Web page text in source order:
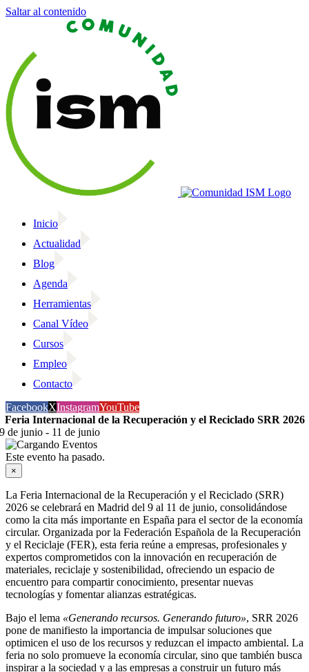
Saltar al contenido
Inicio
Actualidad
Blog
Agenda
Herramientas
Canal Vídeo
Cursos
Empleo
Contacto
FacebookXInstagramYouTube
Feria Internacional de la Recuperación y el Reciclado SRR 2026
9 de junio - 11 de junio
Este evento ha pasado.
×
La Feria Internacional de la Recuperación y el Reciclado (SRR)
2026 se celebrará en Madrid del 9 al 11 de junio, consolidándose
como la cita más importante en España para el sector de la economía
circular. Organizada por la Federación Española de la Recuperación
y el Reciclaje (FER), esta feria reúne a empresas, profesionales y
expertos comprometidos con la innovación en recuperación de
materiales, reciclaje y sostenibilidad, ofreciendo un espacio de
encuentro para compartir conocimiento, presentar nuevas
tecnologías y fomentar alianzas estratégicas.
Bajo el lema «Generando recursos. Generando futuro», SRR 2026
pone de manifiesto la importancia de impulsar soluciones que
optimicen el uso de los recursos y reduzcan el impacto ambiental. La
feria no solo promueve la economía circular, sino que también busca
inspirar a la sociedad y a las empresas a construir un futuro más